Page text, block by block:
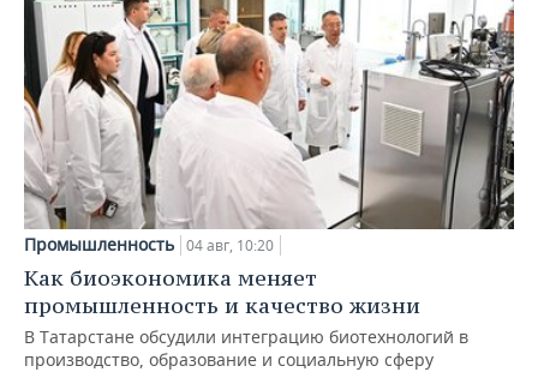
Промышленность 04 авг, 10:20
Как биоэкономика меняет
промышленность и качество жизни
В Татарстане обсудили интеграцию биотехнологий в
производство, образование и социальную сферу